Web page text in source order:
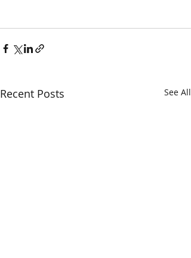
Recent Posts See All